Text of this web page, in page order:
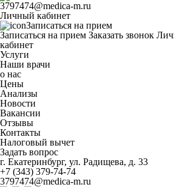
3797474@medica-m.ru
Личный кабинет
Записаться на прием
Записаться на прием Заказать звонок
кабинет
Услуги
Наши врачи
о нас
Цены
Анализы
Новости
Вакансии
Отзывы
Контакты
Налоговый вычет
Задать вопрос
г. Екатеринбург, ул. Радищева, д. 33
+7 (343) 379-74-74
3797474@medica-m.ru